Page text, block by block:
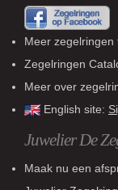
Meer zegelringen
Zegelringen
Meer over
English site:
Juwelier De
Maak nu een